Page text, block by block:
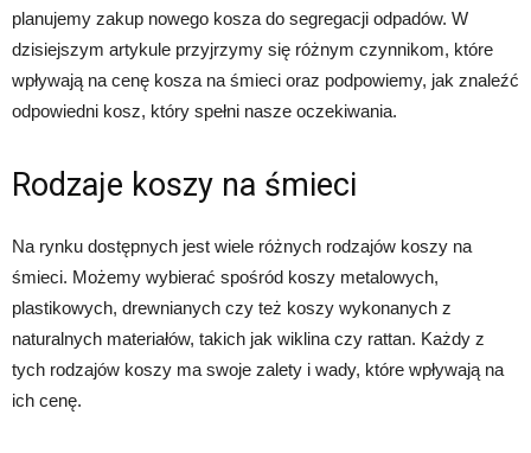
planujemy zakup nowego kosza do segregacji odpadów. W
dzisiejszym artykule przyjrzymy się różnym czynnikom, które
wpływają na cenę kosza na śmieci oraz podpowiemy, jak znaleźć
odpowiedni kosz, który spełni nasze oczekiwania.
Rodzaje koszy na śmieci
Na rynku dostępnych jest wiele różnych rodzajów koszy na
śmieci. Możemy wybierać spośród koszy metalowych,
plastikowych, drewnianych czy też koszy wykonanych z
naturalnych materiałów, takich jak wiklina czy rattan. Każdy z
tych rodzajów koszy ma swoje zalety i wady, które wpływają na
ich cenę.